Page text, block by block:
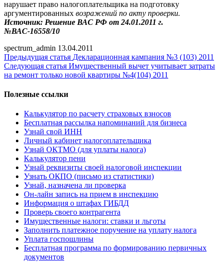
нарушает право налогоплательщика на подготовку
аргументированных возражений по акту проверки.
Источник: Решение ВАС РФ от 24.01.2011 г.
№ВАС-16558/10
spectrum_admin 13.04.2011
Предыдущая статья Декларационная кампания №3 (103) 2011
Следующая статья Имущественный вычет учитывает затраты
на ремонт только новой квартиры №4(104) 2011
Полезные ссылки
Калькулятор по расчету страховых взносов
Бесплатная рассылка напоминаний для бизнеса
Узнай свой ИНН
Личный кабинет налогоплательщика
Узнай ОКТМО (для уплаты налога)
Калькулятор пени
Узнай реквизиты своей налоговой инспекции
Узнать ОКПО (письмо из статистики)
Узнай, назначена ли проверка
Он-лайн запись на прием в инспекцию
Информация о штафах ГИБДД
Проверь своего контрагента
Имущественные налоги: ставки и льготы
Заполнить платежное поручение на уплату налога
Уплата госпошлины
Бесплатная программа по формированию первичных
документов